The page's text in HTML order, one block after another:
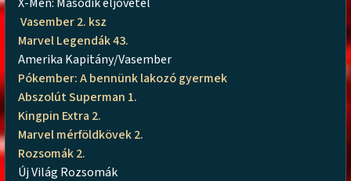
Vasember 2. ksz
Marvel Legendák 43.
Amerika Kapitány/Vasember
Pókember: A bennünk lakozó gyermek
Abszolút Superman 1.
Kingpin Extra 2.
Marvel mérföldkövek 2.
Rozsomák 2.
Új Világ Rozsomák